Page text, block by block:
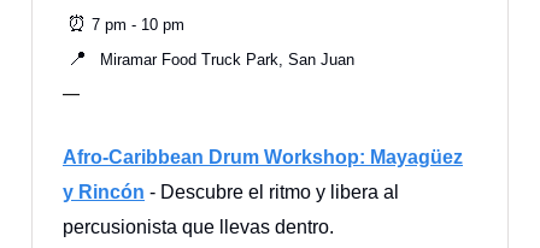
⏰ 7 pm - 10 pm
📍 Miramar Food Truck Park, San Juan
—
Afro-Caribbean Drum Workshop: Mayagüez
y Rincón - Descubre el ritmo y libera al
percusionista que llevas dentro.